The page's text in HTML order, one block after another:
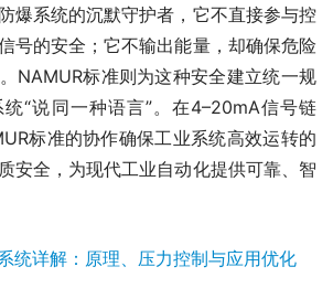
系统的沉默守护者，它不直接参与控
号的安全；它不输出能量，却确保危险
NAMUR标准则为这种安全建立统一规
“说同一种语言”。在4–20mA信号链
标准的协作确保工业系统高效运转的
安全，为现代工业自动化提供可靠、智
统详解：原理、压力控制与应用优化